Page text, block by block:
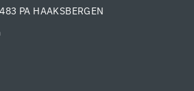
PA HAAKSBERGEN